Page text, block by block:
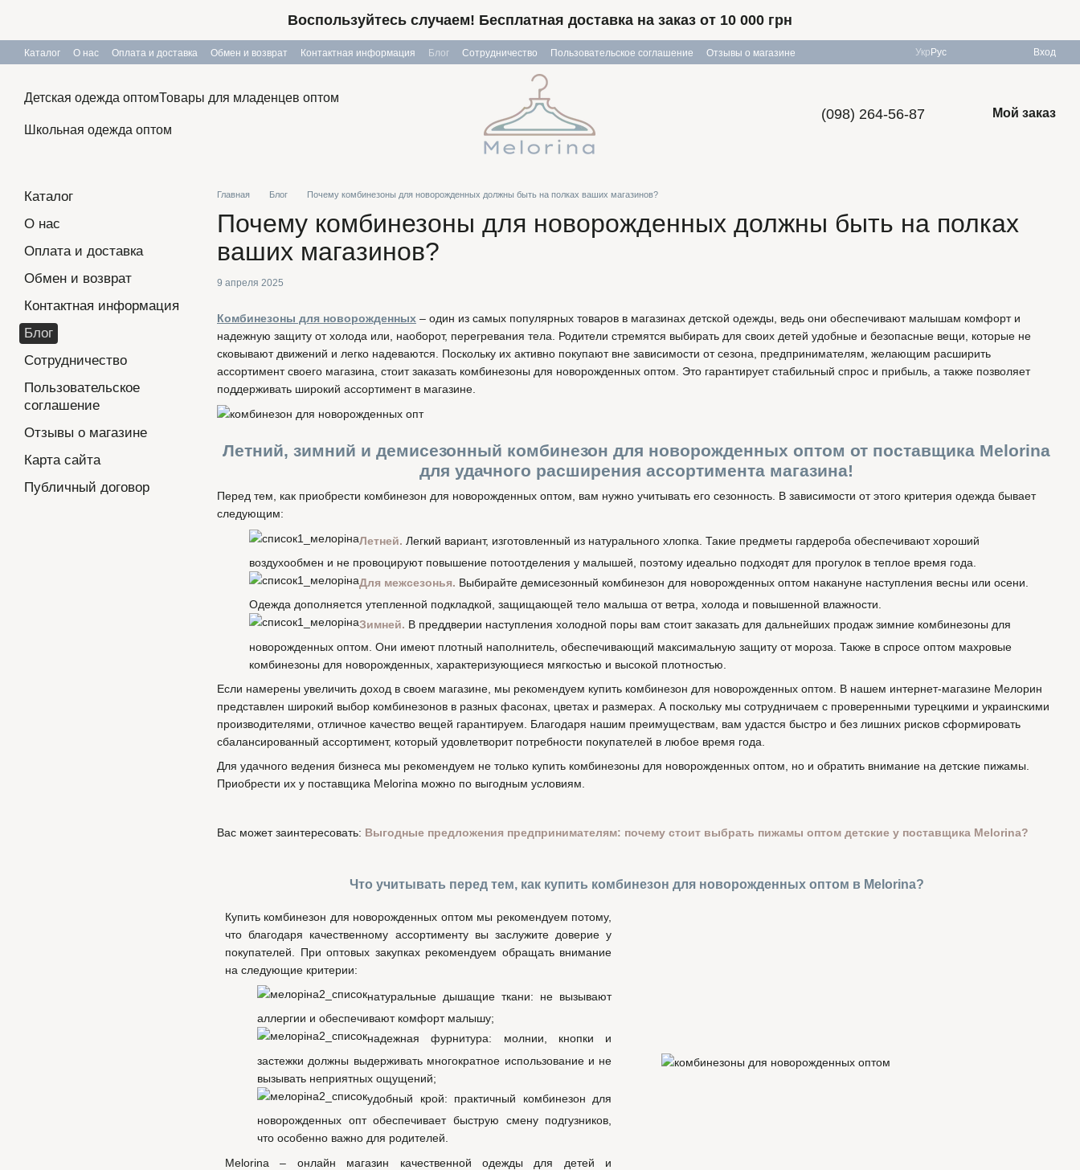
Воспользуйтесь случаем! Бесплатная доставка на заказ от 10 000 грн
Каталог О нас Оплата и доставка Обмен и возврат Контактная информация Блог Сотрудничество Пользовательское соглашение
Отзывы о магазине
Укр Рус Вход
Детская одежда оптомТовары для младенцев оптом
Школьная одежда оптом
(098) 264-56-87 Мой заказ
Главная Блог Почему комбинезоны для новорожденных должны быть на полках ваших магазинов?
Почему комбинезоны для новорожденных должны быть на полках
ваших магазинов?
9 апреля 2025
Комбинезоны для новорожденных – один из самых популярных товаров в магазинах детской одежды, ведь они обеспечивают малышам комфорт и
надежную защиту от холода или, наоборот, перегревания тела. Родители стремятся выбирать для своих детей удобные и безопасные вещи, которые не
сковывают движений и легко надеваются. Поскольку их активно покупают вне зависимости от сезона, предпринимателям, желающим расширить
ассортимент своего магазина, стоит заказать комбинезоны для новорожденных оптом. Это гарантирует стабильный спрос и прибыль, а также позволяет
поддерживать широкий ассортимент в магазине.
Летний, зимний и демисезонный комбинезон для новорожденных оптом от поставщика Melorina
для удачного расширения ассортимента магазина!
Перед тем, как приобрести комбинезон для новорожденных оптом, вам нужно учитывать его сезонность. В зависимости от этого критерия одежда бывает
следующим:
Летней. Легкий вариант, изготовленный из натурального хлопка. Такие предметы гардероба обеспечивают хороший
воздухообмен и не провоцируют повышение потоотделения у малышей, поэтому идеально подходят для прогулок в теплое время года.
Для межсезонья. Выбирайте демисезонный комбинезон для новорожденных оптом накануне наступления весны или осени.
Одежда дополняется утепленной подкладкой, защищающей тело малыша от ветра, холода и повышенной влажности.
Зимней. В преддверии наступления холодной поры вам стоит заказать для дальнейших продаж зимние комбинезоны для
новорожденных оптом. Они имеют плотный наполнитель, обеспечивающий максимальную защиту от мороза. Также в спросе оптом махровые
комбинезоны для новорожденных, характеризующиеся мягкостью и высокой плотностью.
Если намерены увеличить доход в своем магазине, мы рекомендуем купить комбинезон для новорожденных оптом. В нашем интернет-магазине Мелорин
представлен широкий выбор комбинезонов в разных фасонах, цветах и размерах. А поскольку мы сотрудничаем с проверенными турецкими и украинскими
производителями, отличное качество вещей гарантируем. Благодаря нашим преимуществам, вам удастся быстро и без лишних рисков сформировать
сбалансированный ассортимент, который удовлетворит потребности покупателей в любое время года.
Для удачного ведения бизнеса мы рекомендуем не только купить комбинезоны для новорожденных оптом, но и обратить внимание на детские пижамы.
Приобрести их у поставщика Melorina можно по выгодным условиям.
Вас может заинтересовать: Выгодные предложения предпринимателям: почему стоит выбрать пижамы оптом детские у поставщика Melorina?
Что учитывать перед тем, как купить комбинезон для новорожденных оптом в Melorina?
Купить комбинезон для новорожденных оптом мы рекомендуем потому,
что благодаря качественному ассортименту вы заслужите доверие у
покупателей. При оптовых закупках рекомендуем обращать внимание
на следующие критерии:
натуральные дышащие ткани: не вызывают
аллергии и обеспечивают комфорт малышу;
надежная фурнитура: молнии, кнопки и
застежки должны выдерживать многократное использование и не
вызывать неприятных ощущений;
удобный крой: практичный комбинезон для
новорожденных опт обеспечивает быструю смену подгузников,
что особенно важно для родителей.
Melorina – онлайн магазин качественной одежды для детей и
Каталог
О нас
Оплата и доставка
Обмен и возврат
Контактная информация
Блог
Сотрудничество
Пользовательское
соглашение
Отзывы о магазине
Карта сайта
Публичный договор